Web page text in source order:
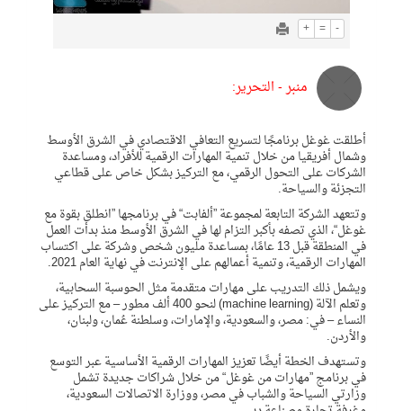
+ = -
منبر - التحرير:
أطلقت غوغل برنامجًا لتسريع التعافي الاقتصادي في الشرق الأوسط
وشمال أفريقيا من خلال تنمية المهارات الرقمية للأفراد، ومساعدة
الشركات على التحول الرقمي، مع التركيز بشكل خاص على قطاعي
التجزئة والسياحة.
وتتعهد الشركة التابعة لمجموعة ”ألفابت“ في برنامجها ”انطلق بقوة مع
غوغل“، الذي تصفه بأكبر التزام لها في الشرق الأوسط منذ بدأت العمل
في المنطقة قبل 13 عامًا، بمساعدة مليون شخص وشركة على اكتساب
المهارات الرقمية، وتنمية أعمالهم على الإنترنت في نهاية العام 2021.
ويشمل ذلك التدريب على مهارات متقدمة مثل الحوسبة السحابية،
وتعلم الآلة (machine learning) لنحو 400 ألف مطور – مع التركيز على
النساء – في: مصر، والسعودية، والإمارات، وسلطنة عُمان، ولبنان،
والأردن.
وتستهدف الخطة أيضًا تعزيز المهارات الرقمية الأساسية عبر التوسع
في برنامج ”مهارات من غوغل“ من خلال شراكات جديدة تشمل
وزارتي السياحة والشباب في مصر، ووزارة الاتصالات السعودية،